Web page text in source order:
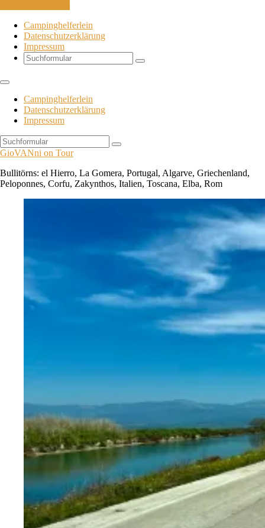
Campinghelferlein
Datenschutzerklärung
Impressum
Search
Campinghelferlein
Datenschutzerklärung
Impressum
Search
GioVANni on Tour
Bullitörns: el Hierro, La Gomera, Portugal, Algarve, Griechenland,
Peloponnes, Corfu, Zakynthos, Italien, Toscana, Elba, Rom